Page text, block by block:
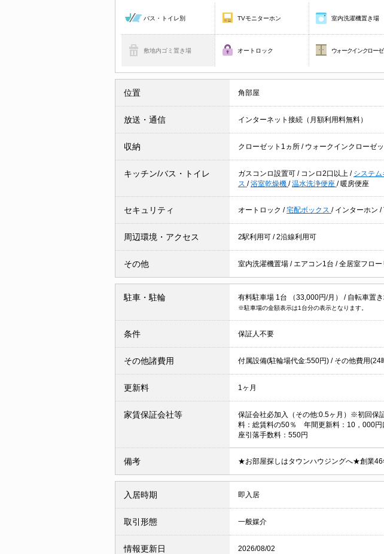
バス・トイレ別 TVモニターホン 室内洗濯機置き場
敷地内ゴミ置き場 オートロック ウォークインクローゼ
位置 角部屋
放送・通信 インターネット接続（月額利用料無料）
収納 クローゼット1ヵ所 / ウォークインクローゼ
キッチン/バス・トイレ ガスコンロ設置可 / コンロ2口以上 / システム
ス /浴室乾燥機 /温水洗浄便座 / 暖房便座
セキュリティ オートロック /宅配ボックス / インターホン /
周辺環境・アクセス 2駅利用可 /2沿線利用可
その他 室内洗濯機置場 / エアコン1台 /全居室フロー
駐車・駐輪 有料駐車場 1台 （33,000円/月） / 自転車置
※駐車場の金額表示は1台分の表示となります。
条件 保証人不要
その他諸費用 付属設備(駐輪場代金:550円) / その他費用
更新料 1ヶ月
家賃保証会社等
保証会社必加入（その他:0.5ヶ月）※初回保
料：総賃料の50％ 年間更新料：10，000円
座引落手数料：550円
備考 ★お部屋探しはタウンハウジングへ★創業46
入居時期 即入居
取引形態 一般媒介
情報更新日 2026/08/02